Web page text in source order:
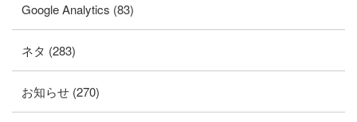
Google Analytics (83)
ネタ (283)
お知らせ (270)